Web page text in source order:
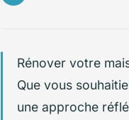
Rénover votre
Que vous
une approche